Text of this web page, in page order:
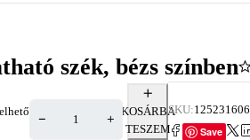
szék, bézs színben
KOSÁRBA
TESZEM
SKU:125231606
Save